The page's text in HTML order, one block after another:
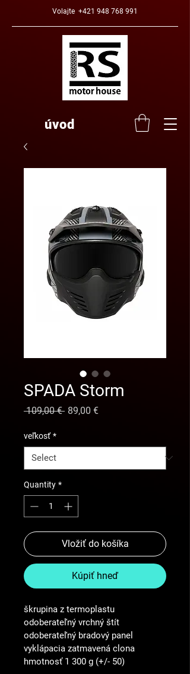
Volajte +421 948 768 991
úvod
SPADA Storm
109,00 € Regular
89,00 €Sale
veľkosť *
Quantity *
Vložiť do košíka
Kúpiť hneď
škrupina z termoplastu
odoberateľný vrchný štít
odoberateľný bradový panel
vyklápacia zatmavená clona
hmotnosť 1 300 g (+/- 50)